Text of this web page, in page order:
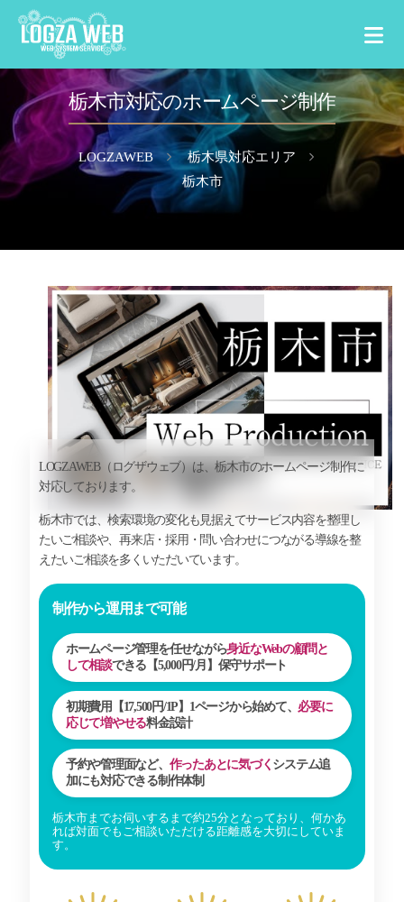
選ばれる理由
サービス内容
料金案内
対応エリア
栃木市対応のホームページ制作
LOGZAWEB
栃木県対応エリア
栃木市
LOGZAWEB（ログザウェブ）は、栃木市のホームページ制作に
対応しております。
栃木市では、検索環境の変化も見据えてサービス内容を整理し
たいご相談や、再来店・採用・問い合わせにつながる導線を整
えたいご相談を多くいただいています。
制作から運用まで可能
ホームページ管理を任せながら身近なWebの顧問と
して相談できる【5,000円/月 】保守サポート
初期費用【17,500円/1P】1ページから始めて、 必要に
応じて増やせる料金設計
予約や管理面など、 作ったあとに気づく システム追
加にも対応できる制作体制
栃木市までお伺いするまで約25分となっており、何かあ
れば対面でもご相談いただける距離感を大切にしていま
す。